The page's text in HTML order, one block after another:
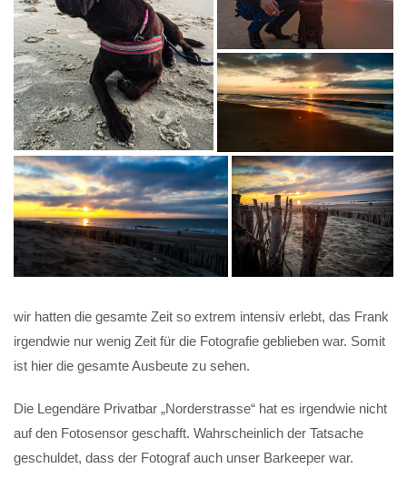
wir hatten die gesamte Zeit so extrem intensiv erlebt, das Frank
irgendwie nur wenig Zeit für die Fotografie geblieben war. Somit
ist hier die gesamte Ausbeute zu sehen.
Die Legendäre Privatbar „Norderstrasse“ hat es irgendwie nicht
auf den Fotosensor geschafft. Wahrscheinlich der Tatsache
geschuldet, dass der Fotograf auch unser Barkeeper war.